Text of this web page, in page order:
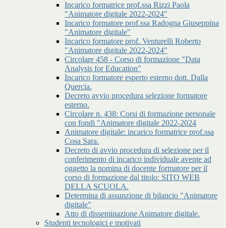
Incarico formatrice prof.ssa Rizzi Paola
"Animatore digitale 2022-2024"
Incarico formatore prof.ssa Radogna Giuseppina
"Animatore digitale"
Incarico formatore prof. Venturelli Roberto
"Animatore digitale 2022-2024"
Circolare 458 - Corso di formazione "Data
Analysis for Education"
Incarico formatore esperto esterno dott. Dalla
Quercia.
Decreto avvio procedura selezione formatore
esterno.
Circolare n. 438: Corsi di formazione personale
con fondi "Animatore digitale 2022-2024
Animatore digitale: incarico formatrice prof.ssa
Cosa Sara.
Decreto di avvio procedura di selezione per il
conferimento di incarico individuale avente ad
oggetto la nomina di docente formatore per il
corso di formazione dal titolo: SITO WEB
DELLA SCUOLA.
Determina di assunzione di bilancio "Animatore
digitale"
Atto di disseminazione Animatore digitale.
Studenti tecnologici e motivati